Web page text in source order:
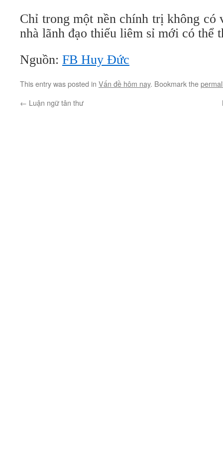
Chỉ trong một nền chính trị không có
nhà lãnh đạo thiếu liêm sỉ mới có thể
Nguồn: FB Huy Đức
This entry was posted in Vấn đề hôm nay. Bookmark the
← Luận ngữ tân thư